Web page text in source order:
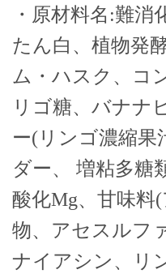
・原材料名:難
たん白、植物発
ム・ハスク、コ
リゴ糖、バナ
ー(リンゴ濃縮
ダー、 増粘多
酸化Mg、甘味
物、アセスルフ
ナイアシン、リ